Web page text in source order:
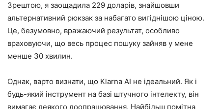
Зрештою, я заощадила 229 доларів, знайшовши
альтернативний рюкзак за набагато вигіднішою ціною.
Це, безумовно, вражаючий результат, особливо
враховуючи, що весь процес пошуку зайняв у мене
менше 30 хвилин.
Однак, варто визнати, що Klarna AI не ідеальний. Як і
будь-який інструмент на базі штучного інтелекту, він
вимагає деякого доопрацювання. Найбільш помітна